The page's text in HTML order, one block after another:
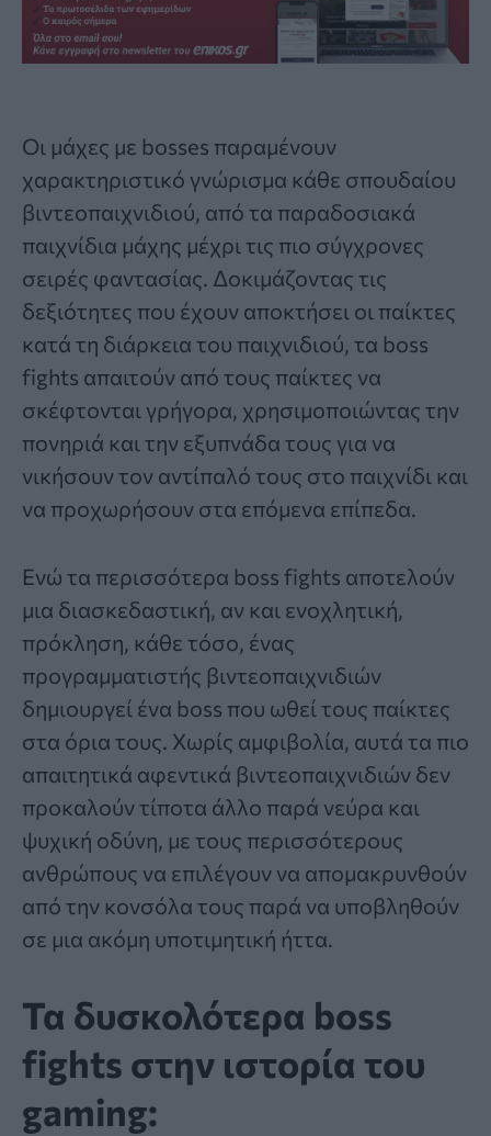
Οι μάχες με bosses παραμένουν
χαρακτηριστικό γνώρισμα κάθε σπουδαίου
βιντεοπαιχνιδιού, από τα παραδοσιακά
παιχνίδια μάχης μέχρι τις πιο σύγχρονες
σειρές φαντασίας. Δοκιμάζοντας τις
δεξιότητες που έχουν αποκτήσει οι παίκτες
κατά τη διάρκεια του παιχνιδιού, τα boss
fights απαιτούν από τους παίκτες να
σκέφτονται γρήγορα, χρησιμοποιώντας την
πονηριά και την εξυπνάδα τους για να
νικήσουν τον αντίπαλό τους στο παιχνίδι και
να προχωρήσουν στα επόμενα επίπεδα.
Ενώ τα περισσότερα boss fights αποτελούν
μια διασκεδαστική, αν και ενοχλητική,
πρόκληση, κάθε τόσο, ένας
προγραμματιστής βιντεοπαιχνιδιών
δημιουργεί ένα boss που ωθεί τους παίκτες
στα όρια τους. Χωρίς αμφιβολία, αυτά τα πιο
απαιτητικά αφεντικά βιντεοπαιχνιδιών δεν
προκαλούν τίποτα άλλο παρά νεύρα και
ψυχική οδύνη, με τους περισσότερους
ανθρώπους να επιλέγουν να απομακρυνθούν
από την κονσόλα τους παρά να υποβληθούν
σε μια ακόμη υποτιμητική ήττα.
Τα δυσκολότερα boss
fights στην ιστορία του
gaming: